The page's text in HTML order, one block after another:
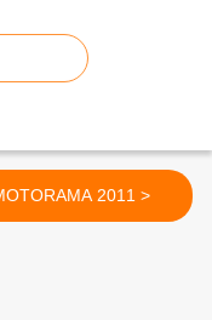
MOTORAMA 2011 >